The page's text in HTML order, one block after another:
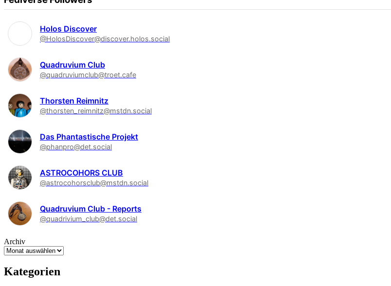
Holos Discover
@HolosDiscover@discover.holos.social
Quadruvium Club
@quadruviumclub@troet.cafe
Thorsten Reimnitz
@thorsten_reimnitz@mstdn.social
Das Phantastische Projekt
@phanpro@det.social
ASTROCOHORS CLUB
@astrocohorsclub@mstdn.social
Quadruvium Club - Reports
@quadrivium_club@det.social
Archiv
Kategorien